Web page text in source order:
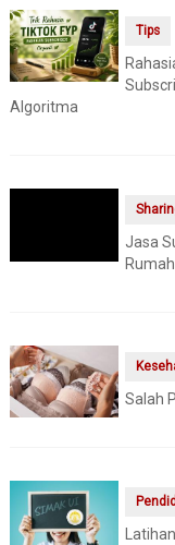
Tips
Algoritma
Jasa
Salah